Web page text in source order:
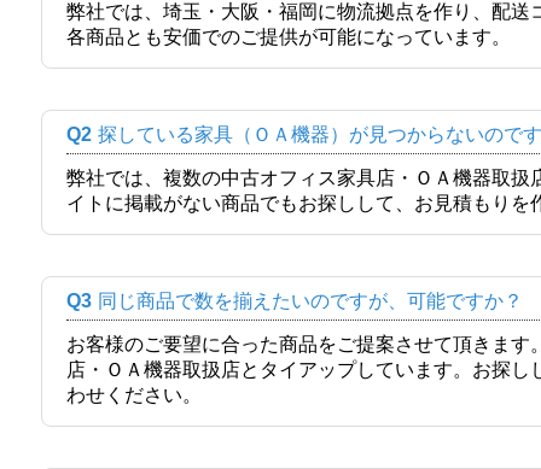
弊社では、埼玉・大阪・福岡に物流拠点を作り、配
各商品とも安価でのご提供が可能になっています。
Q2 探している家具（ＯＡ機器）が見つからないので
弊社では、複数の中古オフィス家具店・ＯＡ機器取
イトに掲載がない商品でもお探しして、お見積もりを
Q3 同じ商品で数を揃えたいのですが、可能ですか？
お客様のご要望に合った商品をご提案させて頂きま
店・ＯＡ機器取扱店とタイアップしています。お探
わせください。